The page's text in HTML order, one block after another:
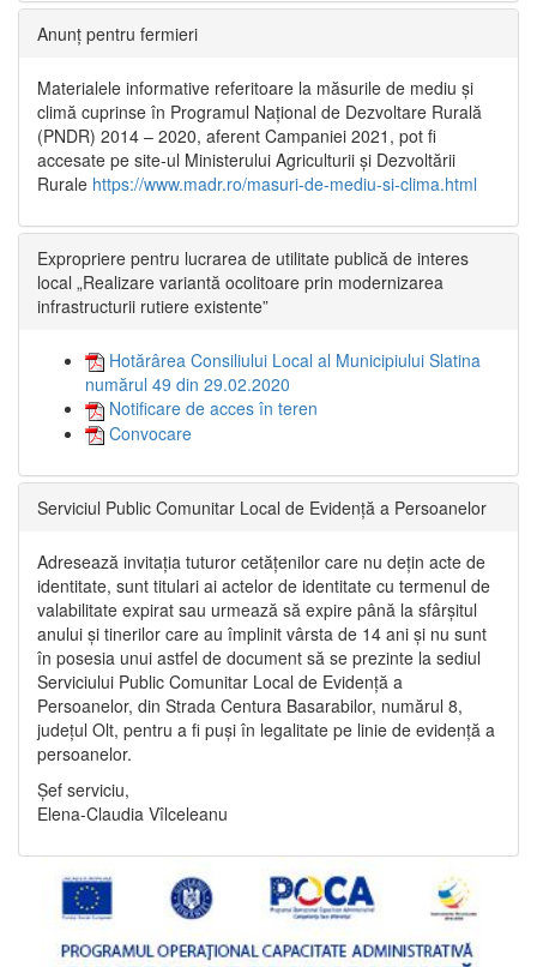
Anunț pentru fermieri
Materialele informative referitoare la măsurile de mediu și
climă cuprinse în Programul Național de Dezvoltare Rurală
(PNDR) 2014 – 2020, aferent Campaniei 2021, pot fi
accesate pe site-ul Ministerului Agriculturii și Dezvoltării
Rurale https://www.madr.ro/masuri-de-mediu-si-clima.html
Expropriere pentru lucrarea de utilitate publică de interes
local „Realizare variantă ocolitoare prin modernizarea
infrastructurii rutiere existente”
Hotărârea Consiliului Local al Municipiului Slatina
numărul 49 din 29.02.2020
Notificare de acces în teren
Convocare
Serviciul Public Comunitar Local de Evidență a Persoanelor
Adresează invitația tuturor cetățenilor care nu dețin acte de
identitate, sunt titulari ai actelor de identitate cu termenul de
valabilitate expirat sau urmează să expire până la sfârșitul
anului și tinerilor care au împlinit vârsta de 14 ani și nu sunt
în posesia unui astfel de document să se prezinte la sediul
Serviciului Public Comunitar Local de Evidență a
Persoanelor, din Strada Centura Basarabilor, numărul 8,
județul Olt, pentru a fi puși în legalitate pe linie de evidență a
persoanelor.
Șef serviciu,
Elena-Claudia Vîlceleanu